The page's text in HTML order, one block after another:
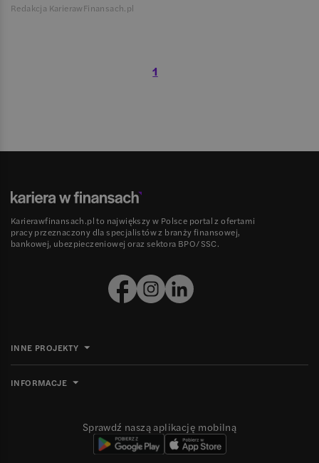
Redakcja KarierawFinansach.pl
1
Karierawfinansach.pl to największy w Polsce portal z ofertami
pracy przeznaczony dla specjalistów z branży finansowej,
bankowej, ubezpieczeniowej oraz sektora BPO/SSC.
INNE PROJEKTY
INFORMACJE
Sprawdź naszą aplikację mobilną